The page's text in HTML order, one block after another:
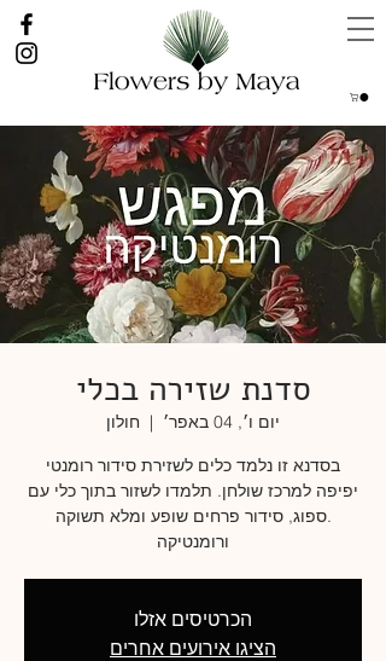
סדנת שזירה בכלי
יום ו׳, 04 באפר׳
  |
חולון
בסדנא זו נלמד כלים לשזירת סידור רומנטי
.ספוג, סידור פרחים שופע ומלא תשוקה
ורומנטיקה
הכרטיסים אזלו
הציגו אירועים אחרים